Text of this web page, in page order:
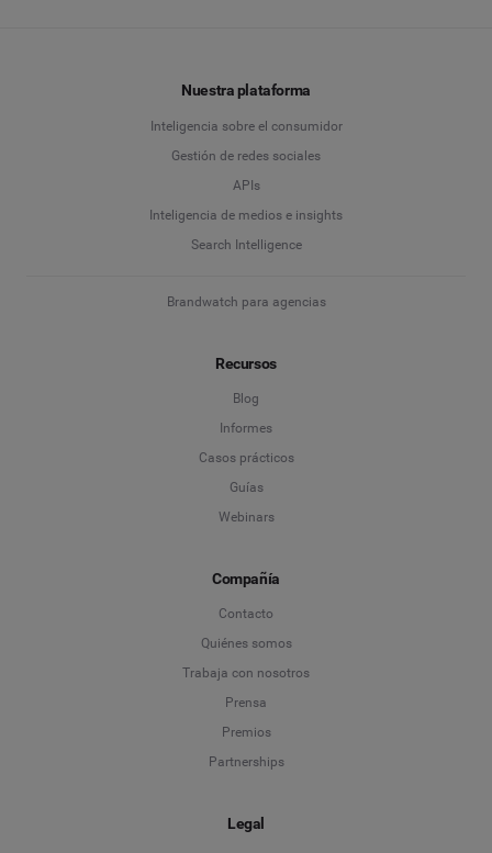
Nuestra plataforma
Inteligencia sobre el consumidor
Gestión de redes sociales
APIs
Inteligencia de medios e insights
Search Intelligence
Brandwatch para agencias
Recursos
Blog
Informes
Casos prácticos
Guías
Webinars
Compañía
Contacto
Quiénes somos
Trabaja con nosotros
Prensa
Premios
Partnerships
Legal